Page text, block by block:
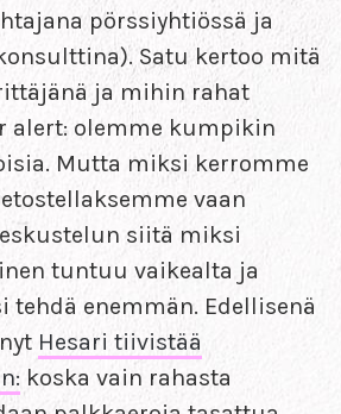
pörssiyhtiössä ja
Satu kertoo mitä
ja mihin rahat
alert: olemme kumpikin
Mutta miksi kerromme
vaan
siitä miksi
tuntuu vaikealta ja
enemmän. Edellisenä
Hesari tiivistää
koska vain rahasta